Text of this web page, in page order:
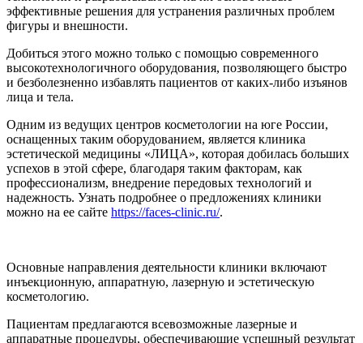
эффективные решения для устранения различных проблем
фигуры и внешности.
Добиться этого можно только с помощью современного
высокотехнологичного оборудования, позволяющего быстро
и безболезненно избавлять пациентов от каких-либо изъянов
лица и тела.
Одним из ведущих центров косметологии на юге России,
оснащенных таким оборудованием, является клиника
эстетической медицины «ЛИЦА», которая добилась больших
успехов в этой сфере, благодаря таким факторам, как
профессионализм, внедрение передовых технологий и
надежность. Узнать подробнее о предложениях клиники
можно на ее сайте https://faces-clinic.ru/.
Основные направления деятельности клиники включают
инъекционную, аппаратную, лазерную и эстетическую
косметологию.
Пациентам предлагаются всевозможные лазерные и
аппаратные процедуры, обеспечивающие успешный результат